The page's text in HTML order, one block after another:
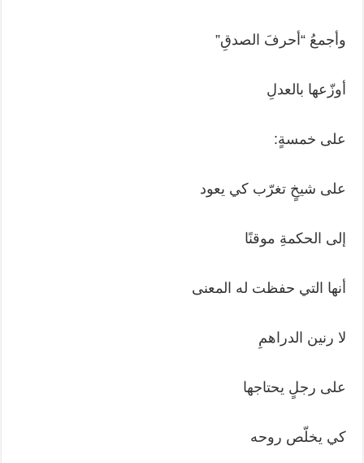
وأجمعُ “أحرفَ الصدقِ”
أوزّعها بالعدلِ
على خمسةٍ:
على شيخٍ تغرّب كي يعود
إلى الحكمةِ موقنًا
أنها التي حفظت له المعنى
لا رنين الدراهمِ
على رجلٍ يحتاجها
كي يخلّص روحه